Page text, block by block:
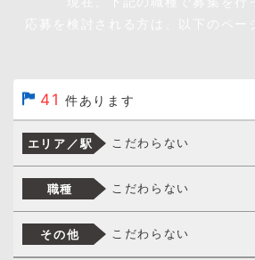
41 件あります
エリア／駅 こだわらない
職種 こだわらない
その他 こだわらない